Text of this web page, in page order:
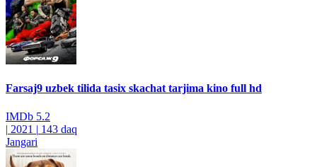
Farsaj9 uzbek tilida tasix skachat tarjima kino full hd
IMDb 5.2
| 2021 | 143 daq
Jangari